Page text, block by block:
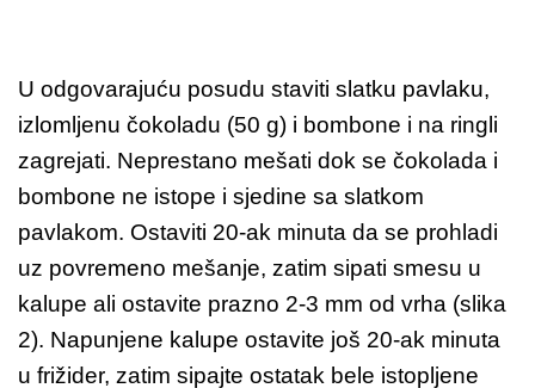
U odgovarajuću posudu staviti slatku pavlaku,
izlomljenu čokoladu (50 g) i bombone i na ringli
zagrejati. Neprestano mešati dok se čokolada i
bombone ne istope i sjedine sa slatkom
pavlakom. Ostaviti 20-ak minuta da se prohladi
uz povremeno mešanje, zatim sipati smesu u
kalupe ali ostavite prazno 2-3 mm od vrha (slika
2). Napunjene kalupe ostavite još 20-ak minuta
u frižider, zatim sipajte ostatak bele istopljene